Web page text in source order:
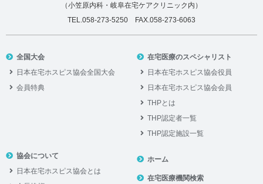
（小笠原内科・岐阜在宅ケアクリニック内）
TEL.058-273-5250 FAX.058-273-6063
全国大会
日本在宅ホスピス協会全国大会
会員特典
在宅医療のスペシャリスト
日本在宅ホスピス協会役員
日本在宅ホスピス協会会員
THPとは
THP認定者一覧
THP認定施設一覧
協会について
日本在宅ホスピス協会とは
ホーム
在宅医療機関検索